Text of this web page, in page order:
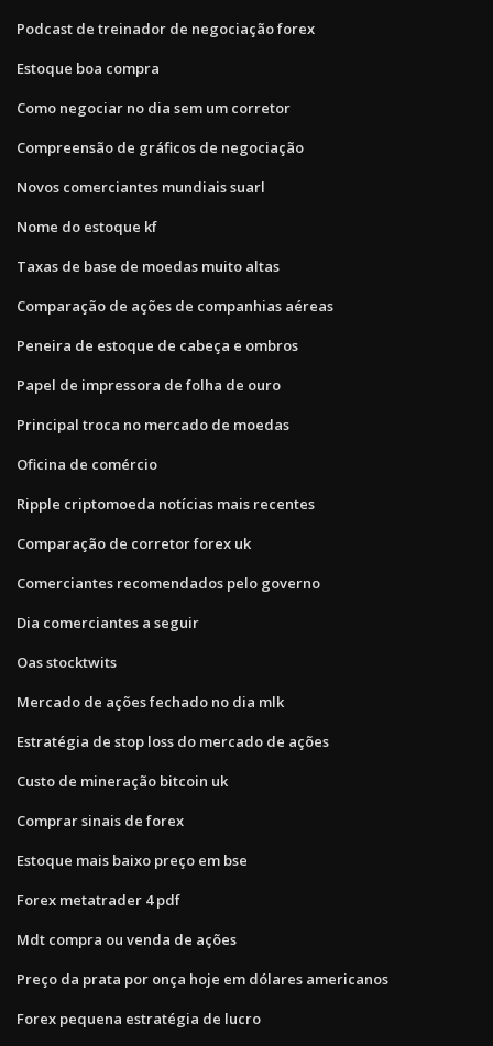
Podcast de treinador de negociação forex
Estoque boa compra
Como negociar no dia sem um corretor
Compreensão de gráficos de negociação
Novos comerciantes mundiais suarl
Nome do estoque kf
Taxas de base de moedas muito altas
Comparação de ações de companhias aéreas
Peneira de estoque de cabeça e ombros
Papel de impressora de folha de ouro
Principal troca no mercado de moedas
Oficina de comércio
Ripple criptomoeda notícias mais recentes
Comparação de corretor forex uk
Comerciantes recomendados pelo governo
Dia comerciantes a seguir
Oas stocktwits
Mercado de ações fechado no dia mlk
Estratégia de stop loss do mercado de ações
Custo de mineração bitcoin uk
Comprar sinais de forex
Estoque mais baixo preço em bse
Forex metatrader 4 pdf
Mdt compra ou venda de ações
Preço da prata por onça hoje em dólares americanos
Forex pequena estratégia de lucro